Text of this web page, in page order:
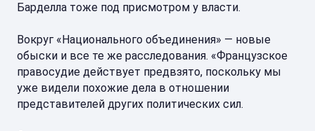
Барделла тоже под присмотром у власти.
Вокруг «Национального объединения» — новые
обыски и все те же расследования. «Французское
правосудие действует предвзято, поскольку мы
уже видели похожие дела в отношении
представителей других политических сил.